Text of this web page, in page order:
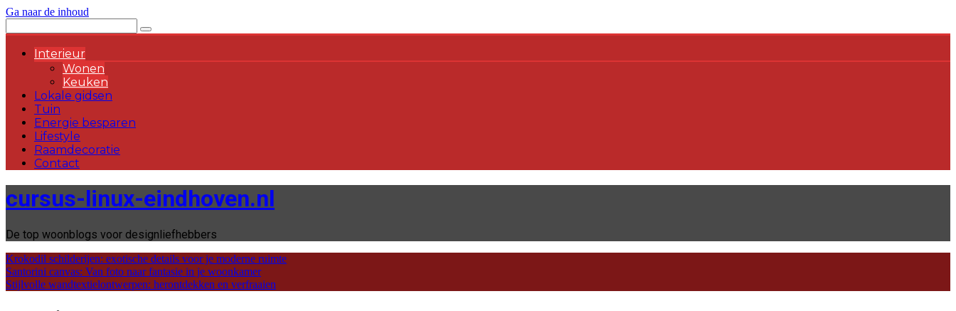
Ga naar de inhoud
Interieur
Wonen
Keuken
Lokale gidsen
Tuin
Energie besparen
Lifestyle
Raamdecoratie
Contact
cursus-linux-eindhoven.nl
De top woonblogs voor designliefhebbers
Krokodil schilderijen: exotische details voor je moderne ruimte
Santorini canvas: Van foto naar fantasie in je woonkamer
Stijlvolle wandtextielontwerpen: herontdekken en verfraaien